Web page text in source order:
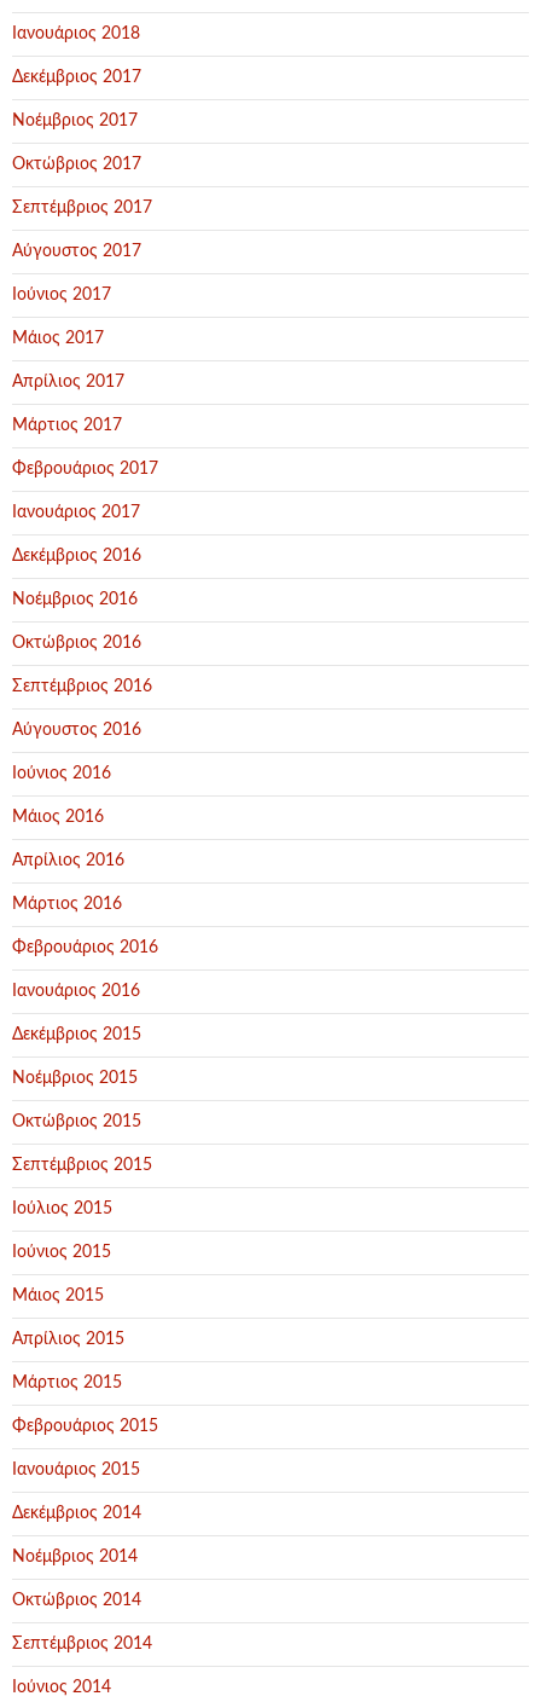
Ιανουάριος 2018
Δεκέμβριος 2017
Νοέμβριος 2017
Οκτώβριος 2017
Σεπτέμβριος 2017
Αύγουστος 2017
Ιούνιος 2017
Μάιος 2017
Απρίλιος 2017
Μάρτιος 2017
Φεβρουάριος 2017
Ιανουάριος 2017
Δεκέμβριος 2016
Νοέμβριος 2016
Οκτώβριος 2016
Σεπτέμβριος 2016
Αύγουστος 2016
Ιούνιος 2016
Μάιος 2016
Απρίλιος 2016
Μάρτιος 2016
Φεβρουάριος 2016
Ιανουάριος 2016
Δεκέμβριος 2015
Νοέμβριος 2015
Οκτώβριος 2015
Σεπτέμβριος 2015
Ιούλιος 2015
Ιούνιος 2015
Μάιος 2015
Απρίλιος 2015
Μάρτιος 2015
Φεβρουάριος 2015
Ιανουάριος 2015
Δεκέμβριος 2014
Νοέμβριος 2014
Οκτώβριος 2014
Σεπτέμβριος 2014
Ιούνιος 2014